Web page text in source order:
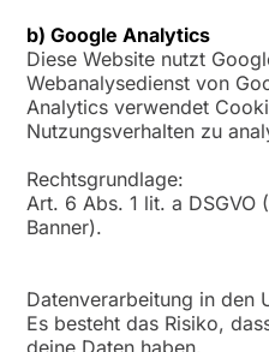
b) Google Analytics
Diese Website nutzt
Webanalysedienst von
Analytics verwendet
Nutzungsverhalten zu
Rechtsgrundlage:
Art. 6 Abs. 1 lit. a
Banner).
Datenverarbeitung in den
Es besteht das Risiko,
deine Daten haben.